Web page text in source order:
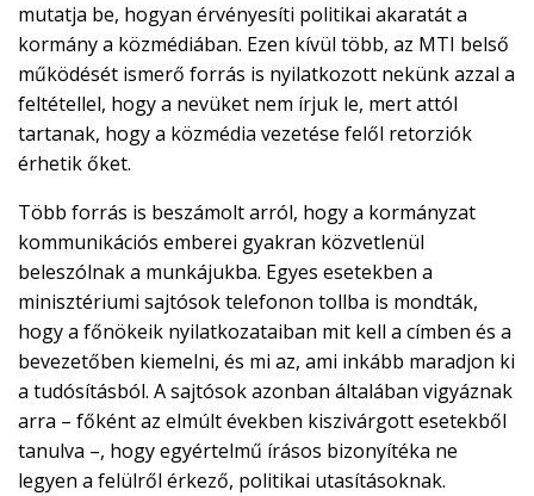
mutatja be, hogyan érvényesíti politikai akaratát a
kormány a közmédiában. Ezen kívül több, az MTI belső
működését ismerő forrás is nyilatkozott nekünk azzal a
feltétellel, hogy a nevüket nem írjuk le, mert attól
tartanak, hogy a közmédia vezetése felől retorziók
érhetik őket.
Több forrás is beszámolt arról, hogy a kormányzat
kommunikációs emberei gyakran közvetlenül
beleszólnak a munkájukba. Egyes esetekben a
minisztériumi sajtósok telefonon tollba is mondták,
hogy a főnökeik nyilatkozataiban mit kell a címben és a
bevezetőben kiemelni, és mi az, ami inkább maradjon ki
a tudósításból. A sajtósok azonban általában vigyáznak
arra – főként az elmúlt években kiszivárgott esetekből
tanulva –, hogy egyértelmű írásos bizonyítéka ne
legyen a felülről érkező, politikai utasításoknak.